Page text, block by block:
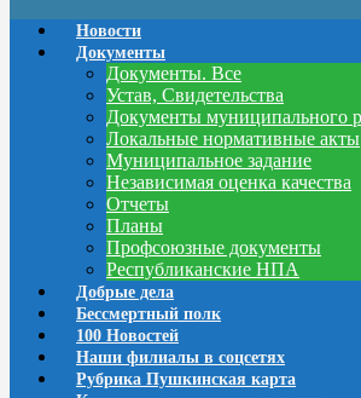
Новости
Документы
Документы. Все
Устав, Свидетельства
Документы муниципального
Локальные нормативные акты
Муниципальное задание
Независимая оценка качества
Отчеты
Планы
Профсоюзные документы
Республиканские НПА
Добрые дела
Бессмертный полк
100 Новостей
Наши филиалы в соцсетях
Рубрика Пушкинская карта